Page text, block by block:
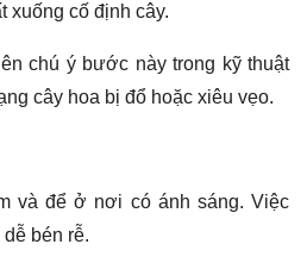
xuống cố định cây.
chú ý bước này trong kỹ thuật
cây hoa bị đổ hoặc xiêu vẹo.
và để ở nơi có ánh sáng. Việc
bén rễ.